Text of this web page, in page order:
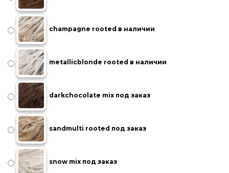
champagne rooted в наличии
metallicblonde rooted в наличии
darkchocolate mix под заказ
sandmulti rooted под заказ
snow mix под заказ